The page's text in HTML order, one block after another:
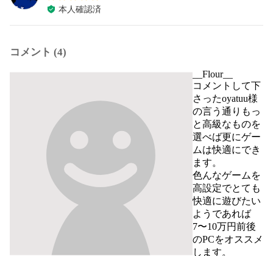
本人確認済
コメント (4)
__Flour__
コメントして下
さったoyatuu様
の言う通りもっ
と高級なものを
選べば更にゲー
ムは快適にでき
ます。
色んなゲームを
高設定でとても
快適に遊びたい
ようであれば
7〜10万円前後
のPCをオススメ
します。